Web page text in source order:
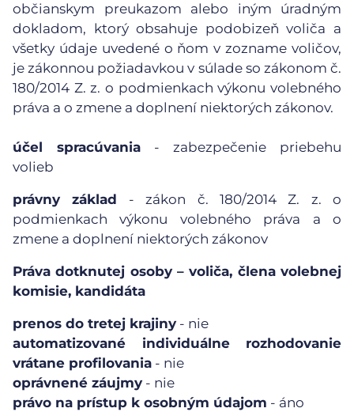
občianskym preukazom alebo iným úradným
dokladom, ktorý obsahuje podobizeň voliča a
všetky údaje uvedené o ňom v zozname voličov,
je zákonnou požiadavkou v súlade so zákonom č.
180/2014 Z. z. o podmienkach výkonu volebného
práva a o zmene a doplnení niektorých zákonov.
účel spracúvania - zabezpečenie priebehu
volieb
právny základ - zákon č. 180/2014 Z. z. o
podmienkach výkonu volebného práva a o
zmene a doplnení niektorých zákonov
Práva dotknutej osoby – voliča, člena volebnej
komisie, kandidáta
prenos do tretej krajiny - nie
automatizované individuálne rozhodovanie
vrátane profilovania - nie
oprávnené záujmy - nie
právo na prístup k osobným údajom - áno